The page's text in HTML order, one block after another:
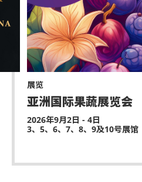
展览
亚洲国际果蔬展览会
2026年9月2日 - 4日
3、5、6、7、8、9及10号展馆